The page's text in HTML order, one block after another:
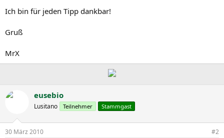
Ich bin für jeden Tipp dankbar!
Gruß
MrX
eusebio
Lusitano Teilnehmer Stammgast
30 März 2010 #2